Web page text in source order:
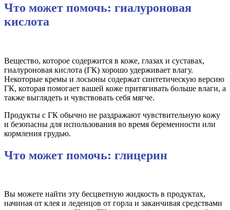
Что может помочь: гиалуроновая
кислота
Вещество, которое содержится в коже, глазах и суставах,
гиалуроновая кислота (ГК) хорошо удерживает влагу.
Некоторые кремы и лосьоны содержат синтетическую версию
ГК, которая помогает вашей коже притягивать больше влаги, а
также выглядеть и чувствовать себя мягче.
Продукты с ГК обычно не раздражают чувствительную кожу
и безопасны для использования во время беременности или
кормления грудью.
Что может помочь: глицерин
Вы можете найти эту бесцветную жидкость в продуктах,
начиная от клея и леденцов от горла и заканчивая средствами